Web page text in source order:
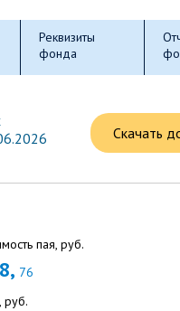
Реквизиты
фонда
Скачать
пая, руб.
76
руб.